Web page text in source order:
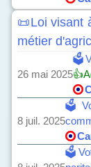
📜Loi visant
métier
26 mai 2025
8 juil. 2025